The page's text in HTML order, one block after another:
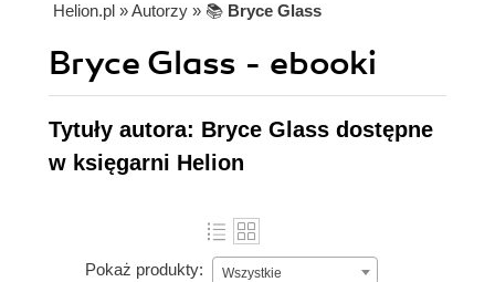
Helion.pl » Autorzy » 📚 Bryce Glass
Bryce Glass - ebooki
Tytuły autora: Bryce Glass dostępne
w księgarni Helion
Pokaż produkty: Wszystkie